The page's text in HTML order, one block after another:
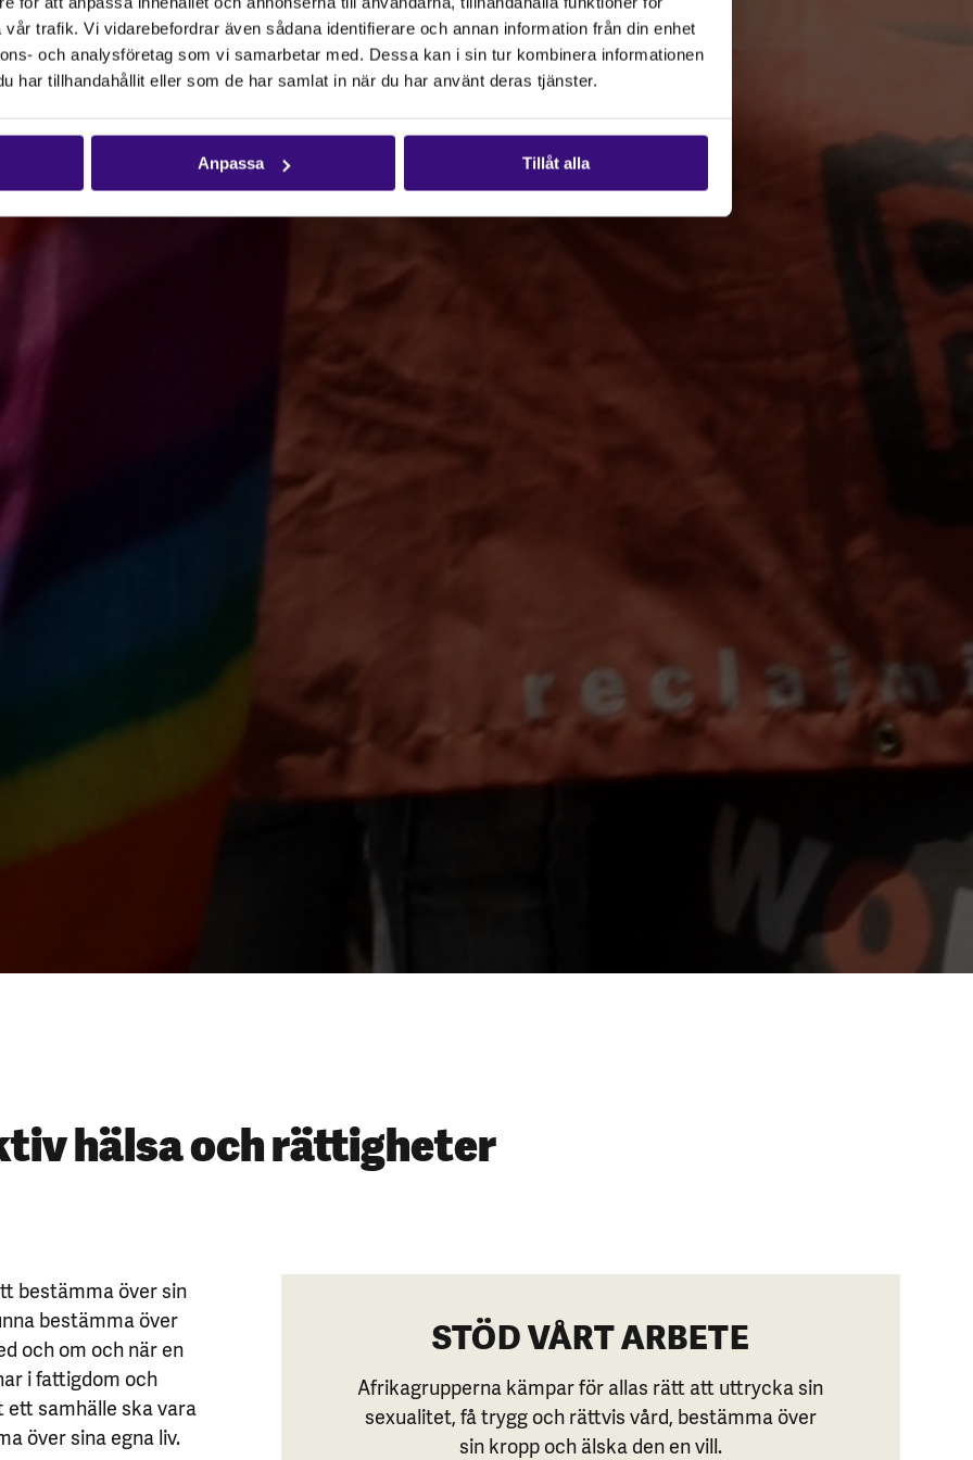
trafik. Vi vidarebefordrar även sådana identifierare och annan information från din enhet
och analysföretag som vi samarbetar med. Dessa kan i sin tur kombinera informationen
har tillhandahållit eller som de har samlat in när du har använt deras tjänster.
Anpassa Tillåt alla
hälsa och rättigheter
bestämma över sin
bestämma över
och om och när en
i fattigdom och
samhälle ska vara
över sina egna liv.
STÖD VÅRT ARBETE
Afrikagrupperna kämpar för allas rätt att uttrycka sin
sexualitet, få trygg och rättvis vård, bestämma över
sin kropp och älska den en vill.